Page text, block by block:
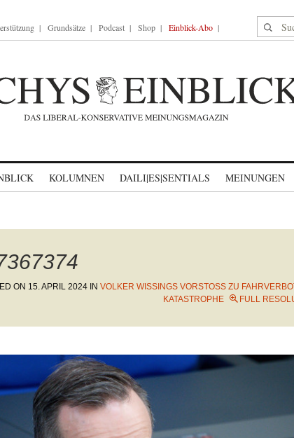
Grundsätze Podcast Shop Einblick-Abo Suche
KOLUMNEN DAILI|ES|SENTIALS MEINUNGEN
ON 15. APRIL 2024 IN VOLKER WISSINGS VORSTOSS ZU
ATASTROPHE
FULL